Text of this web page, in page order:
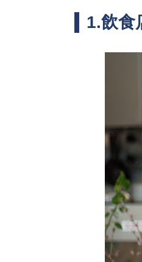
1.飲食